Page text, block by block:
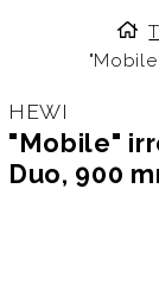
HEWI
"Mobile"
Duo, 900